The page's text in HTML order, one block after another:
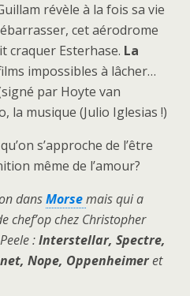
révèle à la fois sa vie
cet aérodrome
craquer Esterhase. La
impossibles à lâcher…
par Hoyte van
la musique (Julio Iglesias !)
s’approche de l’être
même de l’amour?
dansMorsemais qui a
chef’op chez Christopher
:Interstellar, Spectre,
Nope, Oppenheimeret